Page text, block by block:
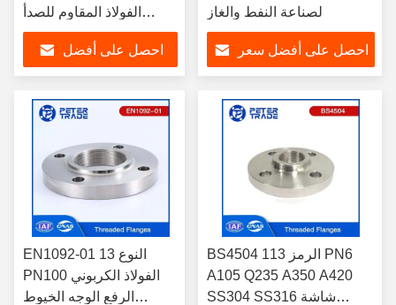
الفولاذ المقاوم للصدأ
THRF للشفرة المتداخلة
لمعالجة مياه الصرف
الصحي
احصل على أفضل
لصناعة النفط والغاز
احصل على أفضل سعر
EN1092-01 النوع 13
PN100 الفولاذ الكربوني
الرفع الوجه الخيوط
BS4504 الرمز 113 PN6
A105 Q235 A350 A420
SS304 SS316 شاشة